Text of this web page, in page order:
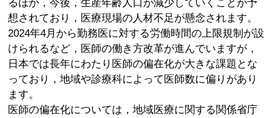
るほか，今後，生産年齢人口が減少していくことが予
想されており，医療現場の人材不足が懸念されます。
2024年4月から勤務医に対する労働時間の上限規制が設
けられるなど，医師の働き方改革が進んでいますが，
日本では長年にわたり医師の偏在化が大きな課題とな
っており，地域や診療科によって医師数に偏りがあり
ます。
医師の偏在化については，地域医療に関する関係省庁